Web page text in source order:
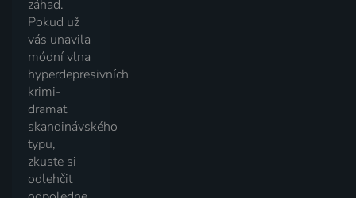
záhad.
Pokud už
vás unavila
módní vlna
hyperdepresivních
krimi-
dramat
skandinávského
typu,
zkuste si
odlehčit